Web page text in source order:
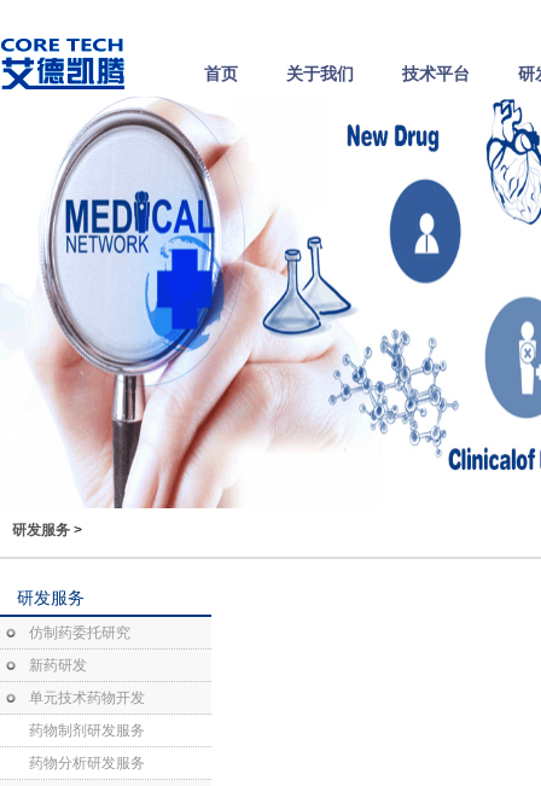
首页 关于我们 技术平台 研
研发服务 >
研发服务
仿制药委托研究
新药研发
单元技术药物开发
药物制剂研发服务
药物分析研发服务